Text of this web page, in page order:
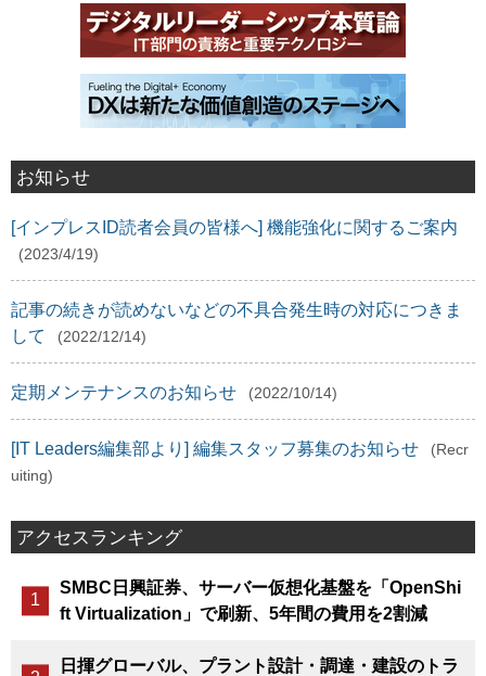
お知らせ
[インプレスID読者会員の皆様へ] 機能強化に関するご案内
(2023/4/19)
記事の続きが読めないなどの不具合発生時の対応につきま
して
(2022/12/14)
定期メンテナンスのお知らせ (2022/10/14)
[IT Leaders編集部より] 編集スタッフ募集のお知らせ
(Recr
uiting)
アクセスランキング
SMBC日興証券、サーバー仮想化基盤を「OpenShi
ft Virtualization」で刷新、5年間の費用を2割減
日揮グローバル、プラント設計・調達・建設のトラ